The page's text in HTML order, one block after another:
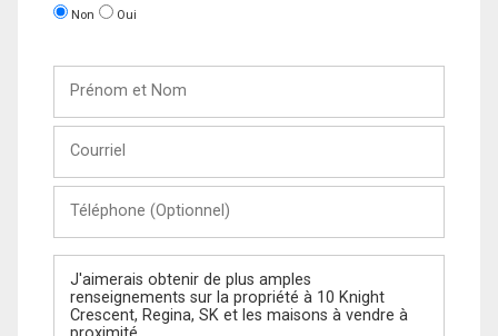
Non Oui
Nom
(Optionnel)
Message